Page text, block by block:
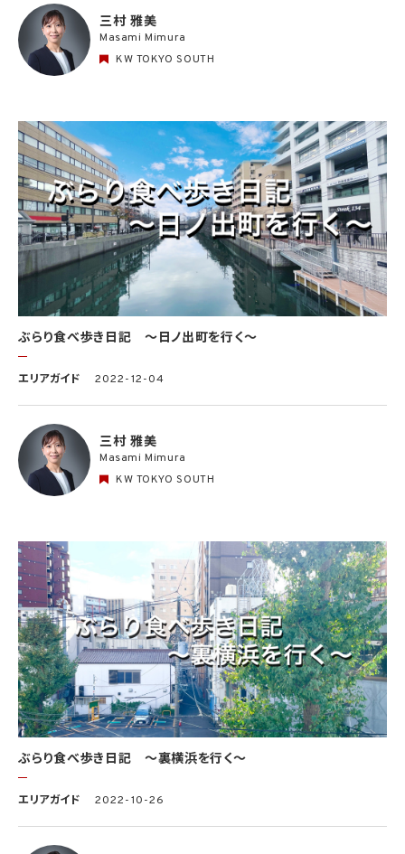
三村 雅美
Masami Mimura
KW TOKYO SOUTH
ぶらり食べ歩き日記 〜日ノ出町を行く〜
エリアガイド 2022-12-04
三村 雅美
Masami Mimura
KW TOKYO SOUTH
ぶらり食べ歩き日記 〜裏横浜を行く〜
エリアガイド 2022-10-26